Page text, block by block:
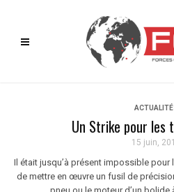
Un Strike pour les
15 juin,
Il était jusqu’à présent impossible
de mettre en œuvre un fusil de